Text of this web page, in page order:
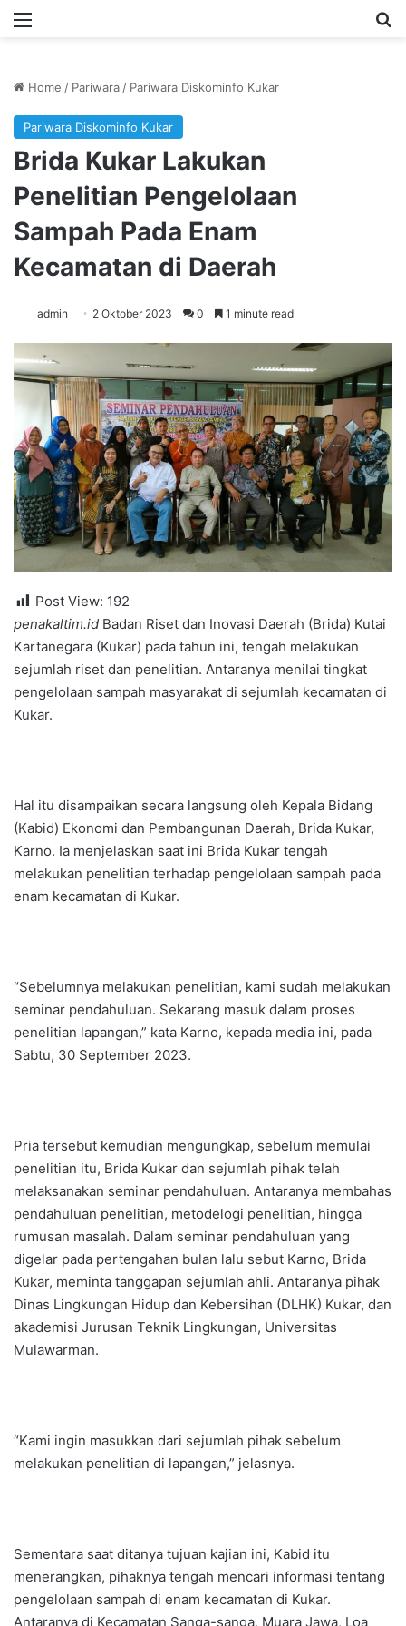
Menu
Home / Pariwara / Pariwara Diskominfo Kukar
Pariwara Diskominfo Kukar
Brida Kukar Lakukan
Penelitian Pengelolaan
Sampah Pada Enam
Kecamatan di Daerah
admin 2 Oktober 2023 0 1 minute read
Post View: 192
penakaltim.id Badan Riset dan Inovasi Daerah (Brida) Kutai
Kartanegara (Kukar) pada tahun ini, tengah melakukan
sejumlah riset dan penelitian. Antaranya menilai tingkat
pengelolaan sampah masyarakat di sejumlah kecamatan di
Kukar.
Hal itu disampaikan secara langsung oleh Kepala Bidang
(Kabid) Ekonomi dan Pembangunan Daerah, Brida Kukar,
Karno. Ia menjelaskan saat ini Brida Kukar tengah
melakukan penelitian terhadap pengelolaan sampah pada
enam kecamatan di Kukar.
“Sebelumnya melakukan penelitian, kami sudah melakukan
seminar pendahuluan. Sekarang masuk dalam proses
penelitian lapangan,” kata Karno, kepada media ini, pada
Sabtu, 30 September 2023.
Pria tersebut kemudian mengungkap, sebelum memulai
penelitian itu, Brida Kukar dan sejumlah pihak telah
melaksanakan seminar pendahuluan. Antaranya membahas
pendahuluan penelitian, metodelogi penelitian, hingga
rumusan masalah. Dalam seminar pendahuluan yang
digelar pada pertengahan bulan lalu sebut Karno, Brida
Kukar, meminta tanggapan sejumlah ahli. Antaranya pihak
Dinas Lingkungan Hidup dan Kebersihan (DLHK) Kukar, dan
akademisi Jurusan Teknik Lingkungan, Universitas
Mulawarman.
“Kami ingin masukkan dari sejumlah pihak sebelum
melakukan penelitian di lapangan,” jelasnya.
Sementara saat ditanya tujuan kajian ini, Kabid itu
menerangkan, pihaknya tengah mencari informasi tentang
pengelolaan sampah di enam kecamatan di Kukar.
Antaranya di Kecamatan Sanga-sanga, Muara Jawa, Loa